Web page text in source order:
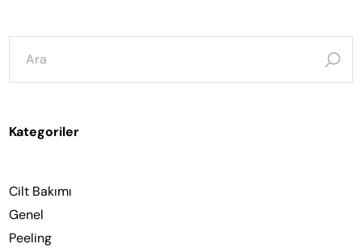
şunun
için
ara:
Kategoriler
Cilt Bakımı
Genel
Peeling